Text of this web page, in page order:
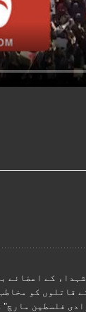
کے اعضائے
قاتلوں کو
فلسطین مارچ"